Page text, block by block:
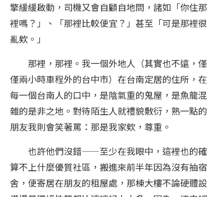
擎緩緩啟動，司機又會自顧自地問，諸如「你住那
裡嗎？」、「那裡比較便宜？」甚至「可是那裡很
亂欸。」
那裡，那裡。我一個外地人（其實也不遠，僅
僅兩小時車程外的台中市）在台南定居的住所，在
每一個台南人的口中，是陰氣重的鬼屋，是魚龍混
雜的是非之地。對待陌生人就禮貌敷衍，熟一點的
朋友我則會笑著罵：那是我家欸，尊重。
也許他們沒錯——至少在我眼中，這裡也的確
算不上什麼優質社區，搬進來前半年因為沒有抽宿
舍，便寄居在朋友的租屋處，那棟大樓不論硬體設